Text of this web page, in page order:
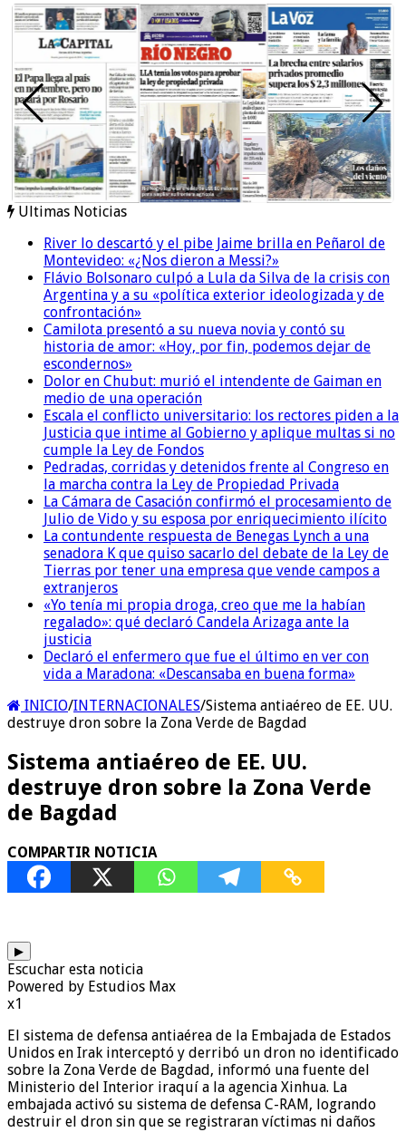
Ultimas Noticias
River lo descartó y el pibe Jaime brilla en Peñarol de
Montevideo: «¿Nos dieron a Messi?»
Flávio Bolsonaro culpó a Lula da Silva de la crisis con
Argentina y a su «política exterior ideologizada y de
confrontación»
Camilota presentó a su nueva novia y contó su
historia de amor: «Hoy, por fin, podemos dejar de
escondernos»
Dolor en Chubut: murió el intendente de Gaiman en
medio de una operación
Escala el conflicto universitario: los rectores piden a la
Justicia que intime al Gobierno y aplique multas si no
cumple la Ley de Fondos
Pedradas, corridas y detenidos frente al Congreso en
la marcha contra la Ley de Propiedad Privada
La Cámara de Casación confirmó el procesamiento de
Julio de Vido y su esposa por enriquecimiento ilícito
La contundente respuesta de Benegas Lynch a una
senadora K que quiso sacarlo del debate de la Ley de
Tierras por tener una empresa que vende campos a
extranjeros
«Yo tenía mi propia droga, creo que me la habían
regalado»: qué declaró Candela Arizaga ante la
justicia
Declaró el enfermero que fue el último en ver con
vida a Maradona: «Descansaba en buena forma»
INICIO/INTERNACIONALES/Sistema antiaéreo de EE. UU.
destruye dron sobre la Zona Verde de Bagdad
Sistema antiaéreo de EE. UU.
destruye dron sobre la Zona Verde
de Bagdad
COMPARTIR NOTICIA
▶
Escuchar esta noticia
Powered by Estudios Max
x1
El sistema de defensa antiaérea de la Embajada de Estados
Unidos en Irak interceptó y derribó un dron no identificado
sobre la Zona Verde de Bagdad, informó una fuente del
Ministerio del Interior iraquí a la agencia Xinhua. La
embajada activó su sistema de defensa C-RAM, logrando
destruir el dron sin que se registraran víctimas ni daños